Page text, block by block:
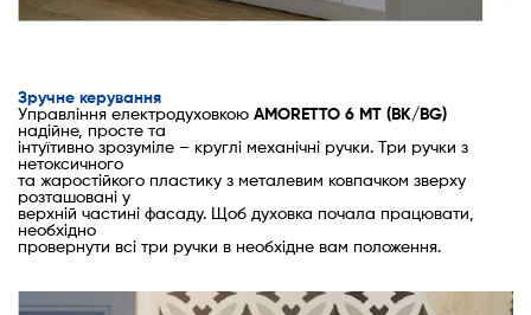
Зручне керування
Управління електродуховкою AMORETTO 6 MT (BK/BG)
надійне, просте та
інтуїтивно зрозуміле – круглі механічні ручки. Три ручки з
нетоксичного
та жаростійкого пластику з металевим ковпачком зверху
розташовані у
верхній частині фасаду. Щоб духовка почала працювати,
необхідно
провернути всі три ручки в необхідне вам положення.